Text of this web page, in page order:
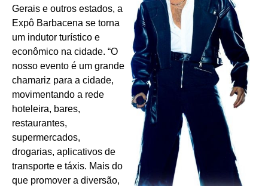
Gerais e outros estados, a
Expô Barbacena se torna
um indutor turístico e
econômico na cidade. “O
nosso evento é um grande
chamariz para a cidade,
movimentando a rede
hoteleira, bares,
restaurantes,
supermercados,
drogarias, aplicativos de
transporte e táxis. Mais do
que promover a diversão,